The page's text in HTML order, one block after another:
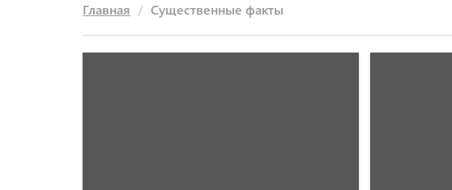
Главная Существенные факты